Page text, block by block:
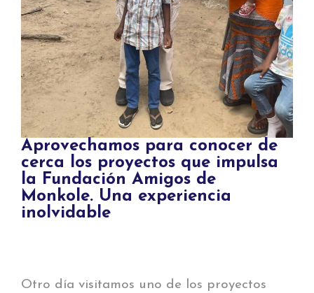
Aprovechamos para conocer de
cerca los proyectos que impulsa
la Fundación Amigos de
Monkole. Una experiencia
inolvidable
Otro día visitamos uno de los proyectos